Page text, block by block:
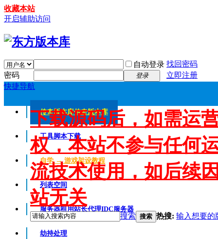
收藏本站
开启辅助访问
自动登录 找回密码
密码
登录
立即注册
快捷导航
传奇版本库传奇版本库
工具脚本下载
自学 → 游戏架设教程
列表空间
服务器租用站长代理IDC服务器
劫持处理
下载源码后，如需运
权，本站不参与任何
流技术使用，如后续
站无关
搜索 搜索 热搜: 输入想要的